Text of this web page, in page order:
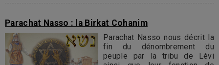
25 ans pour cesser leur
Parachat Nasso : la Birkat Cohanim
Parachat Nasso nous décrit la
fin du dénombrement du
peuple par la tribu de Lévi